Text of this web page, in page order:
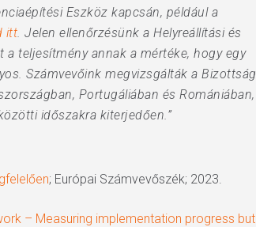
Eszköz kapcsán, például a
itt. Jelen ellenőrzésünk a Helyreállítási és
teljesítmény annak a mértéke, hogy egy
Számvevőink megvizsgálták a Bizottság
Portugáliában és Romániában,
időszakra kiterjedően.”
; Európai Számvevőszék; 2023.
– Measuring implementation progress but